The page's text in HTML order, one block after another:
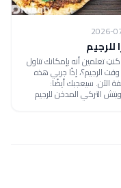
2026-
للرجيم
تعلمين أنه بإمكانك تناول
وقت الرجيم؟، إذًا جربي هذه
الآن. سيعجبك أيضًا:
التركي المدخن للرجيم